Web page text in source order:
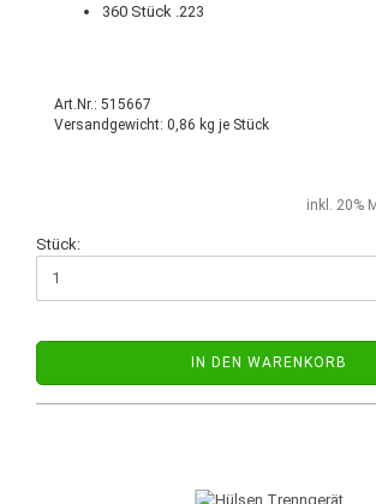
360 Stück .223
Art.Nr.: 515667
Versandgewicht: 0,86 kg je Stück
inkl. 20%
Stück:
IN DEN WARENKORB